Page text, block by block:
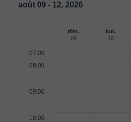
août 09 - 12, 2026
dim.
09
lun.
10
07:00
08:00
09:00
10:00